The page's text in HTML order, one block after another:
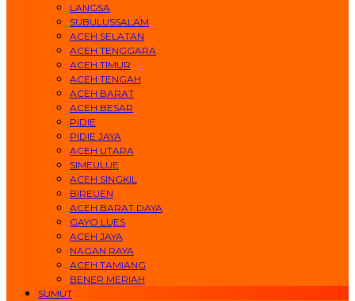
LANGSA
SUBULUSSALAM
ACEH SELATAN
ACEH TENGGARA
ACEH TIMUR
ACEH TENGAH
ACEH BARAT
ACEH BESAR
PIDIE
PIDIE JAYA
ACEH UTARA
SIMEULUE
ACEH SINGKIL
BIREUEN
ACEH BARAT DAYA
GAYO LUES
ACEH JAYA
NAGAN RAYA
ACEH TAMIANG
BENER MERIAH
SUMUT